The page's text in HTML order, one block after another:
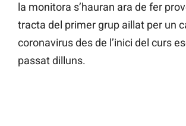
la monitora s’hauran ara de fer
tracta del primer grup aillat per un
coronavirus des de l’inici del curs
passat dilluns.